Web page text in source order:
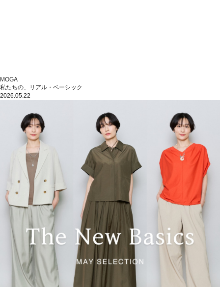
MOGA
私たちの、リアル・ベーシック
2026.05.22